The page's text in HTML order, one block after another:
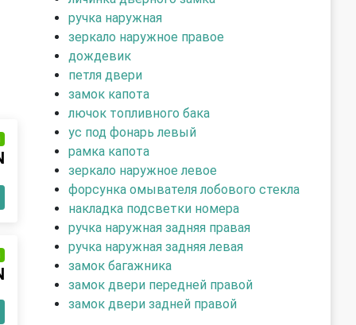
ручка наружная
зеркало наружное правое
дождевик
петля двери
замок капота
лючок топливного бака
ус под фонарь левый
рамка капота
зеркало наружное левое
форсунка омывателя лобового стекла
накладка подсветки номера
ручка наружная задняя правая
ручка наружная задняя левая
замок багажника
замок двери передней правой
замок двери задней правой